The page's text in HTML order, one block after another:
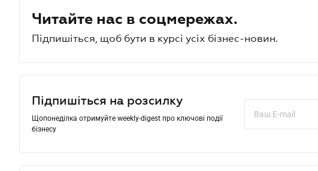
Читайте нас в соцмережах.
Підпишіться, щоб бути в курсі усіх бізнес-новин.
Підпишіться на розсилку
Щопонеділка отримуйте weekly-digest про ключові події
бізнесу